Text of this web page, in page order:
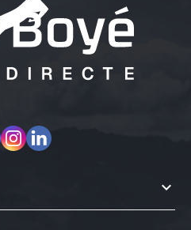

FacebookInstagram